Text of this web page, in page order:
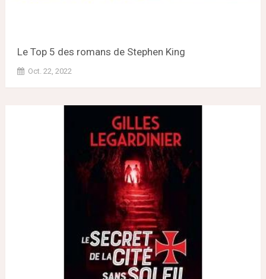
Le Top 5 des romans de Stephen King
Oct. 22, 2022